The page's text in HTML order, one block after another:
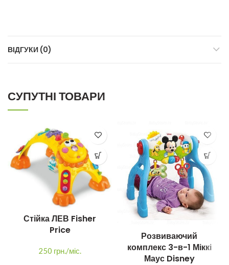
ВІДГУКИ (0)
СУПУТНІ ТОВАРИ
Стійка ЛЕВ Fisher
Price
250 грн./міс.
Розвиваючий
комплекс 3-в-1 Міккі
Маус Disney